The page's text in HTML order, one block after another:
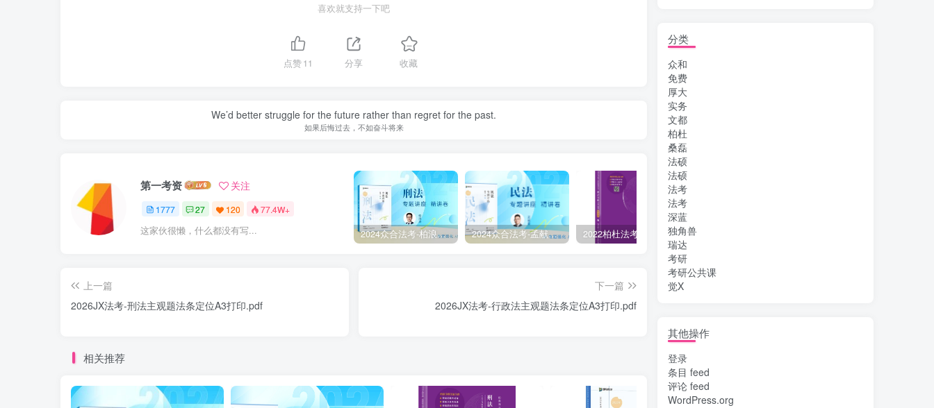
喜欢就支持一下吧
点赞11 分享 收藏
We’d better struggle for the future rather than regret for the past.
如果后悔过去，不如奋斗将来
第一考资 关注
1777 27 120 77.4W+
这家伙很懒，什么都没有写... 2024众合法考-柏浪涛刑法-精讲卷pdf电子版（附视频1-76全） 2024众合法考-孟献贵民法-精讲卷.pdf 2022柏杜法考-客观题精讲-柏浪涛刑法攻略.pdf
上一篇
2026JX法考-刑法主观题法条定位A3打印.pdf
下一篇
2026JX法考-行政法主观题法条定位A3打印.pdf
相关推荐
分类
众和
免费
厚大
实务
文都
柏杜
桑磊
法硕
法硕
法考
法考
深蓝
独角兽
瑞达
考研
考研公共课
觉X
其他操作
登录
条目 feed
评论 feed
WordPress.org